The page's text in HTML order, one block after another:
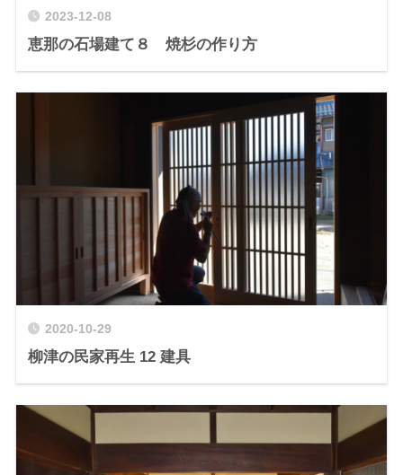
2023-12-08
恵那の石場建て８ 焼杉の作り方
2020-10-29
柳津の民家再生 12 建具